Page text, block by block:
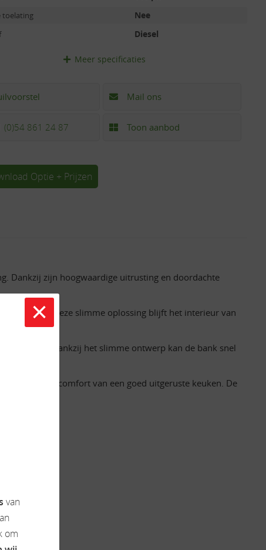
toelating Nee
Diesel
Meerspecificaties
Mail ons
(0)54 861 24 87 Toon aanbod
Optie + Prijzen
Dankzij zijn hoogwaardige uitrusting en doordachte
hebt. Met deze slimme oplossing blijft het interieur van
de reis. Dankzij het slimme ontwerp kan de bank snel
van het comfort van een goed uitgeruste keuken. De
van
om
×